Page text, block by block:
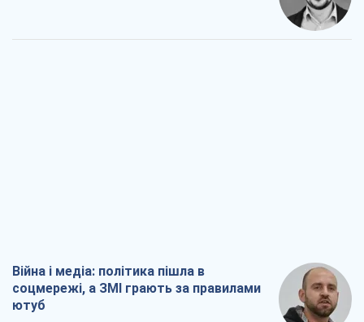
Війна і медіа: політика пішла в
соцмережі, а ЗМІ грають за правилами
ютуб